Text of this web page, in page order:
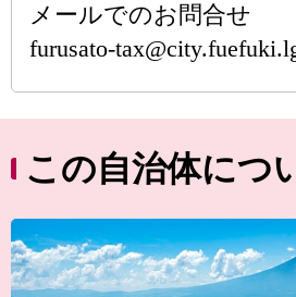
メールでのお問合せ
furusato-
この自治体につ